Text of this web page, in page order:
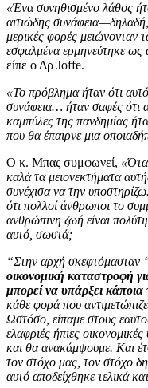
«Ένα συνηθισμένο λάθος
αιτιώδης
μερικές φορές μειώνονταν
εσφαλμένα ερμηνεύτηκε ως
είπε ο Δρ Joffe.
«Το πρόβλημα ήταν ότι
συνάφεια… ήταν σαφές ότι
καμπύλες της πανδημίας
που θα έπαιρνε μια
Ο κ. Μπας συμφωνεί,
καλά τα μειονεκτήματα
συνέχισα να την
ότι πολλοί άνθρωποι το
ανθρώπινη ζωή είναι
αυτό, σωστά;
“Στην αρχή σκεφτόμασταν
οικονομική καταστροφή
μπορεί να υπάρξει κάποια
κάθε φορά που
Ωστόσο, είπαμε στους
ελαφριές ήπιες
και θα ανακάμψουμε. Και
τον στόχο μας, τον στόχο
αυτό αποδείχθηκε τελικά